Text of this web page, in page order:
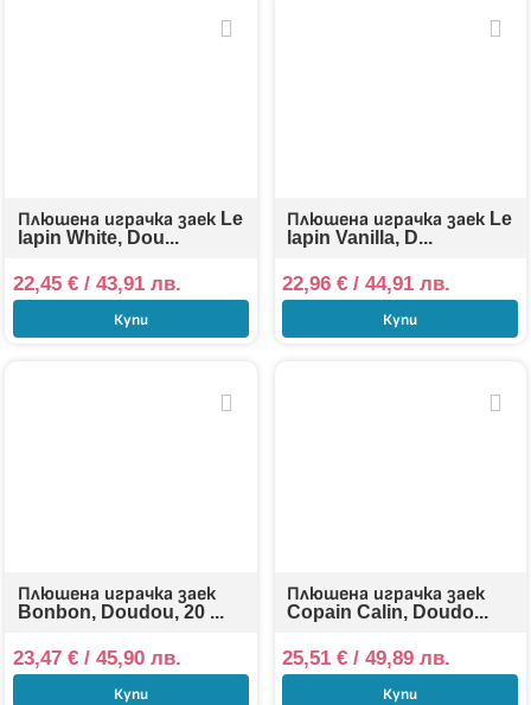
Плюшена играчка заек Le
lapin White, Dou...
22,45 €/ 43,91 лв.
Купи
Плюшена играчка заек Le
lapin Vanilla, D...
22,96 €/ 44,91 лв.
Купи
Плюшена играчка заек
Bonbon, Doudou, 20 ...
23,47 €/ 45,90 лв.
Купи
Плюшена играчка заек
Copain Calin, Doudo...
25,51 €/ 49,89 лв.
Купи